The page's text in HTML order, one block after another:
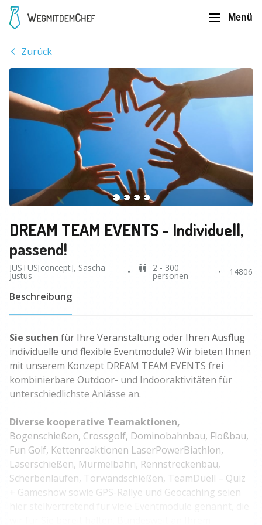
Menü
Zurück
DREAM TEAM EVENTS - Individuell,
passend!
JUSTUS[concept], Sascha
Justus
2 - 300
personen 14806
Beschreibung
Sie suchen für Ihre Veranstaltung oder Ihren Ausflug
individuelle und flexible Eventmodule? Wir bieten Ihnen
mit unserem Konzept DREAM TEAM EVENTS frei
kombinierbare Outdoor- und Indooraktivitäten für
unterschiedlichste Anlässe an.
Diverse kooperative Teamaktionen,
Bogenschießen, Crossgolf, Dominobahnbau, Floßbau,
Fun Golf, Kettenreaktionen LaserPowerBiathlon,
Laserschießen, Murmelbahn, Rennstreckenbau,
Scherbenlaufen, Torwandschießen, TeamDuell – Quiz
+ Gameshow sowie GPS-Rallye und Geocaching seien